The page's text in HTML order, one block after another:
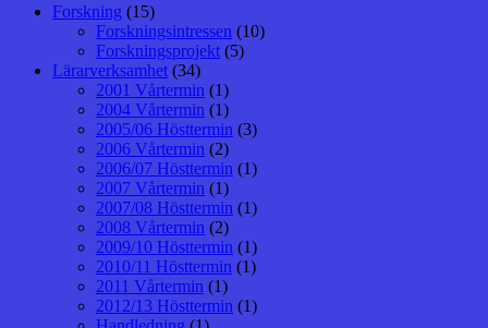
Forskning (15)
Forskningsintressen (10)
Forskningsprojekt (5)
Lärarverksamhet (34)
2001 Vårtermin (1)
2004 Vårtermin (1)
2005/06 Hösttermin (3)
2006 Vårtermin (2)
2006/07 Hösttermin (1)
2007 Vårtermin (1)
2007/08 Hösttermin (1)
2008 Vårtermin (2)
2009/10 Hösttermin (1)
2010/11 Hösttermin (1)
2011 Vårtermin (1)
2012/13 Hösttermin (1)